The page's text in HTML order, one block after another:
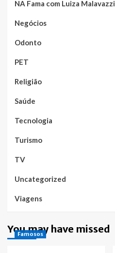
NA Fama com Luiza Malavazzi
Negócios
Odonto
PET
Religião
Saúde
Tecnologia
Turismo
TV
Uncategorized
Viagens
You may have missed
Famosos